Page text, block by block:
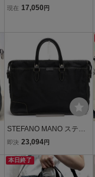
ジネスバッグ バッグ レザ
現在 17,050 円
STEFANO MANO ステフ
ァノマーノ ビジネスバッ
イロン 牛革
即決 23,094円
本日終了